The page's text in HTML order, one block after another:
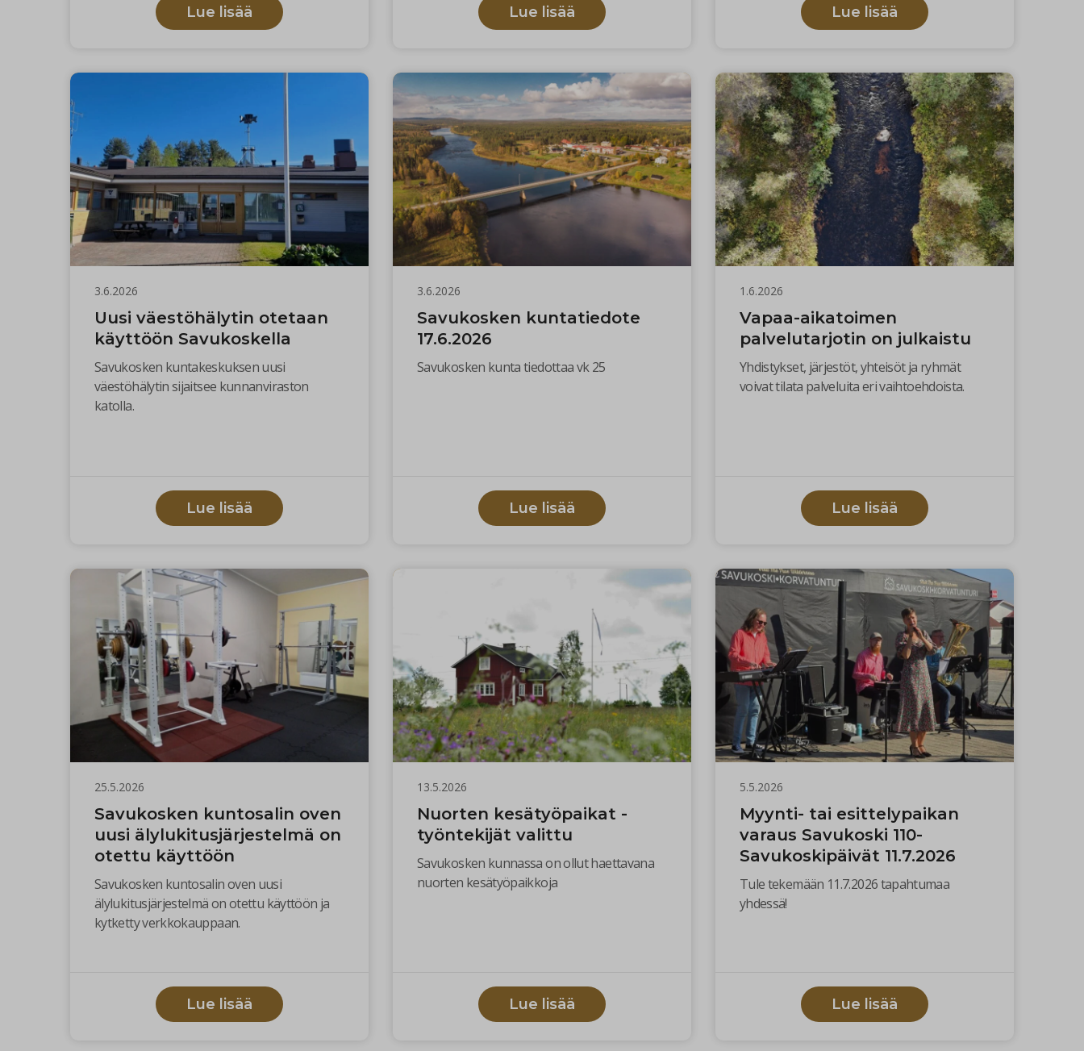
Lue lisää
ajantasaiseksi ja toimintavarmaksi.
Saavutettujen hyötyjen perusteella kunta
sopimuskaudella.
Lue lisää Lue lisää
3.6.2026
Uusi väestöhälytin otetaan
käyttöön Savukoskella
Savukosken kuntakeskuksen uusi
väestöhälytin sijaitsee kunnanviraston
katolla.
Lue lisää
3.6.2026
Savukosken kuntatiedote
17.6.2026
Savukosken kunta tiedottaa vk 25
Lue lisää
1.6.2026
Vapaa-aikatoimen
palvelutarjotin on julkaistu
Yhdistykset, järjestöt, yhteisöt ja ryhmät
voivat tilata palveluita eri vaihtoehdoista.
Lue lisää
25.5.2026
Savukosken kuntosalin oven
uusi älylukitusjärjestelmä on
otettu käyttöön
Savukosken kuntosalin oven uusi
älylukitusjärjestelmä on otettu käyttöön ja
kytketty verkkokauppaan.
Lue lisää
13.5.2026
Nuorten kesätyöpaikat -
työntekijät valittu
Savukosken kunnassa on ollut haettavana
nuorten kesätyöpaikkoja
Lue lisää
5.5.2026
Myynti- tai esittelypaikan
varaus Savukoski 110-
Savukoskipäivät 11.7.2026
Tule tekemään 11.7.2026 tapahtumaa
yhdessä!
Lue lisää